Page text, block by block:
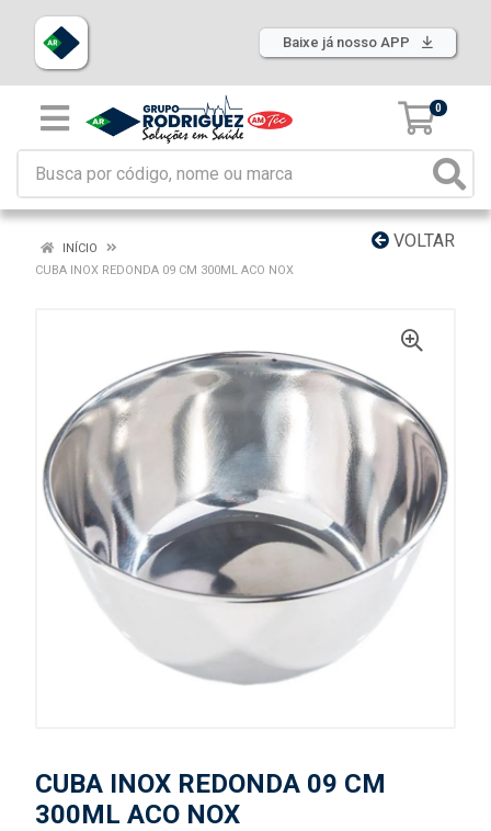
Baixe já nosso APP
0
VOLTAR
INÍCIO
CUBA INOX REDONDA 09 CM 300ML ACO NOX
CUBA INOX REDONDA 09 CM
300ML ACO NOX